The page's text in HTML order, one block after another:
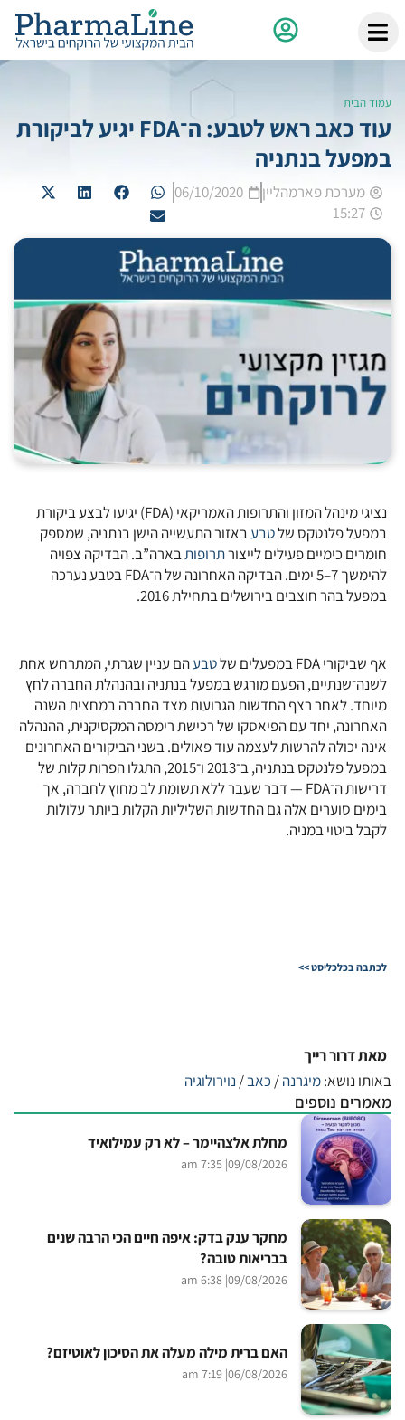
עמוד הבית
עוד כאב ראש לטבע: ה־FDA יגיע לביקורת
במפעל בנתניה
מערכת פארמהליין
06/10/2020
15:27
נציגי מינהל המזון והתרופות האמריקאי (FDA) יגיעו לבצע ביקורת
במפעל פלנטקס שלטבעבאזור התעשייה הישן בנתניה, שמספק
חומרים כימיים פעילים לייצורתרופותבארה”ב. הבדיקה צפויה
להימשך 7–5 ימים. הבדיקה האחרונה של ה־FDA בטבע נערכה
במפעל בהר חוצבים בירושלים בתחילת 2016.
אף שביקורי FDA במפעלים של טבעהם עניין שגרתי, המתרחש אחת
לשנה־שנתיים, הפעם מורגש במפעל בנתניה ובהנהלת החברה לחץ
מיוחד. לאחר רצף החדשות הגרועות מצד החברה במחצית השנה
האחרונה, יחד עם הפיאסקו של רכישת רימסה המקסיקנית, ההנהלה
אינה יכולה להרשות לעצמה עוד פאולים. בשני הביקורים האחרונים
במפעל פלנטקס בנתניה, ב־2013 ו־2015, התגלו הפרות קלות של
דרישות ה־FDA — דבר שעבר ללא תשומת לב מחוץ לחברה, אך
בימים סוערים אלה גם החדשות השליליות הקלות ביותר עלולות
לקבל ביטוי במניה.
לכתבה בכלכליסט >>
מאת דרור רייך
באותו נושא:מיגרנה/כאב/נוירולוגיה
מאמרים נוספים
מחלת אלצהיימר – לא רק עמילואיד
09/08/2026
| 7:35 am
מחקר ענק בדק: איפה חיים הכי הרבה שנים
בבריאות טובה?
09/08/2026
| 6:38 am
האם ברית מילה מעלה את הסיכון לאוטיזם?
06/08/2026
| 7:19 am